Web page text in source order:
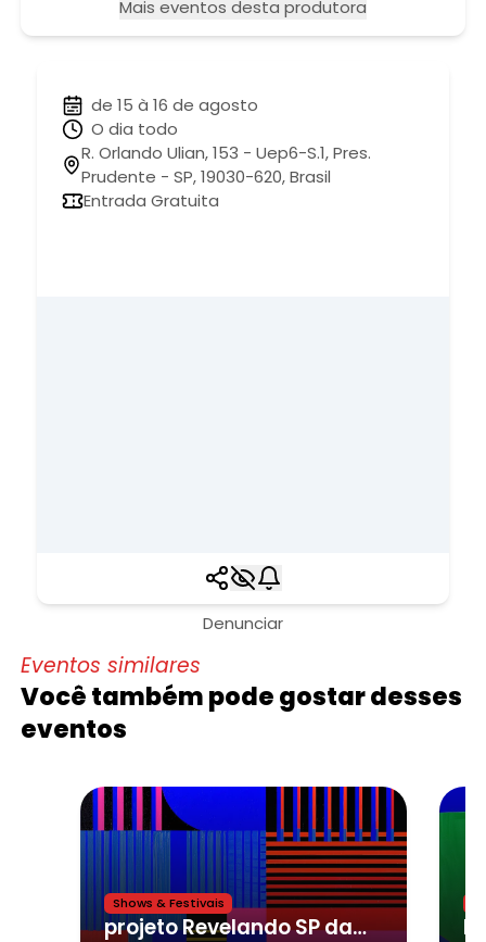
Mais eventos desta produtora
de 15 à 16 de agosto
O dia todo
R. Orlando Ulian, 153 - Uep6-S.1, Pres.
Prudente - SP, 19030-620, Brasil
Entrada Gratuita
Denunciar
Eventos similares
Você também pode gostar desses
eventos
Shows & Festivais
projeto Revelando SP da cidade de Presidente Prudente - Grupo Tradição